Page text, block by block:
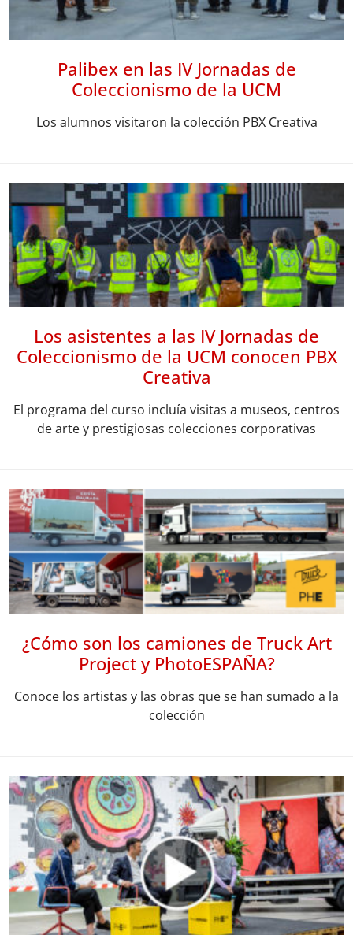
Palibex en las IV Jornadas de
Coleccionismo de la UCM
Los alumnos visitaron la colección PBX Creativa
Los asistentes a las IV Jornadas de
Coleccionismo de la UCM conocen PBX
Creativa
El programa del curso incluía visitas a museos, centros
de arte y prestigiosas colecciones corporativas
¿Cómo son los camiones de Truck Art
Project y PhotoESPAÑA?
Conoce los artistas y las obras que se han sumado a la
colección